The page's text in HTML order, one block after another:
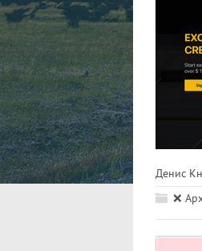
Денис
❌